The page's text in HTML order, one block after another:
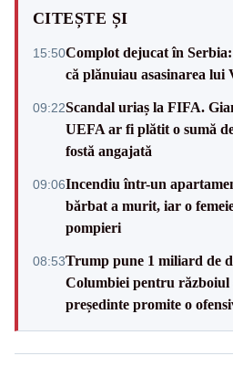
CITEȘTE ȘI
15:50Complot dejucat în
că plănuiau asasinarea lui
09:22Scandal uriaș la FIFA.
UEFA ar fi plătit o sumă
fostă angajată
09:06Incendiu într-un
bărbat a murit, iar o
pompieri
08:53Trump pune 1 miliard de
Columbiei pentru
președinte promite o